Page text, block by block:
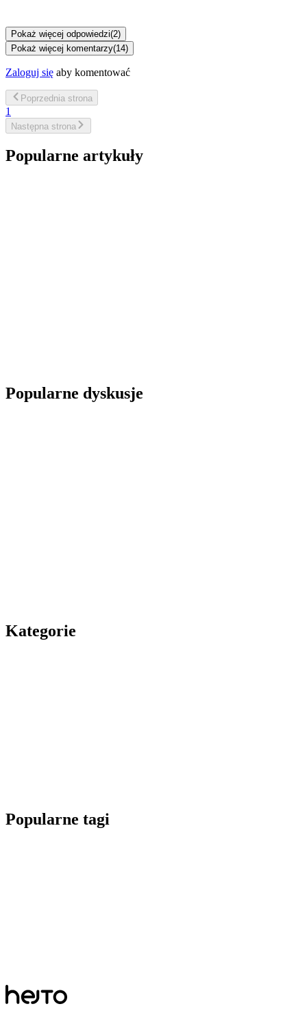
Pokaż więcej odpowiedzi(2)
Pokaż więcej komentarzy(14)
Zaloguj się aby komentować
Poprzednia strona
1
Następna strona
Popularne artykuły
Popularne dyskusje
Kategorie
Popularne tagi